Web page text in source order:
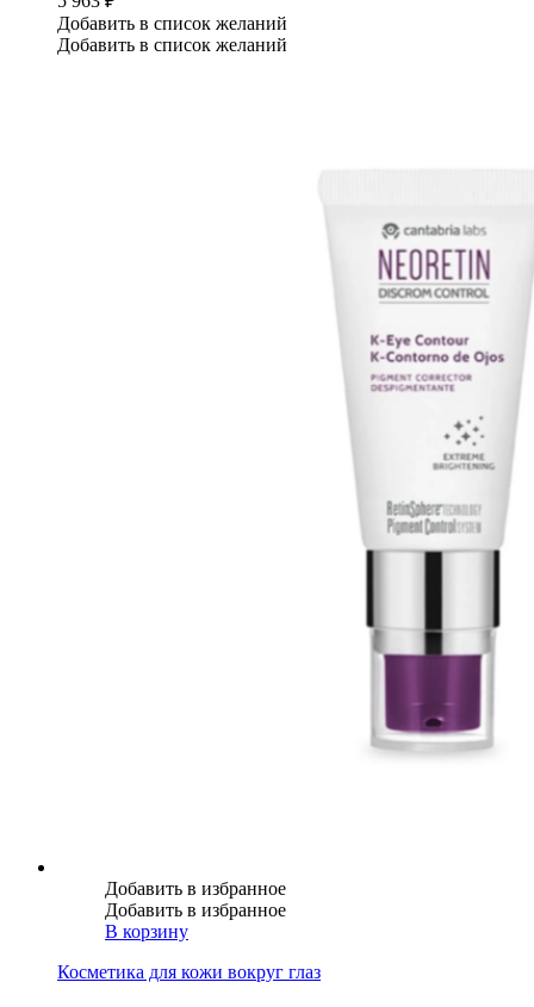
Добавить в список желаний
Добавить в список желаний
Добавить в избранное
Добавить в избранное
В корзину
Косметика для кожи вокруг глаз